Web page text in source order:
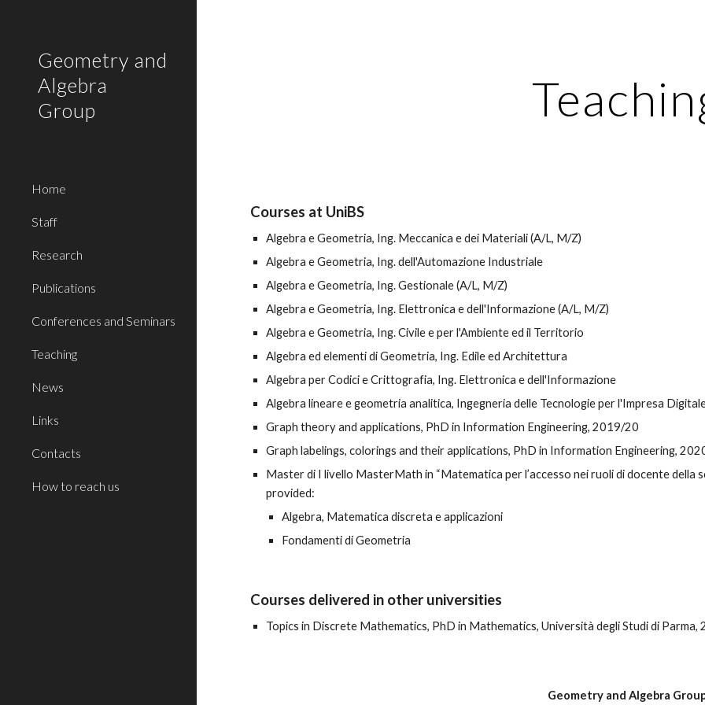
Geometry and
Algebra
Group
Home
Staff
Research
Publications
Conferences and Seminars
Teaching
News
Links
Contacts
How to reach us
Courses at UniBS
Algebra e Geometria, Ing. Meccanica e dei Materiali (A/L, M/Z)
Algebra e Geometria, Ing. dell'Automazione Industriale
Algebra e Geometria, Ing. Gestionale (A/L, M/Z)
Algebra e Geometria, Ing. Elettronica e dell'Informazione (A/L, M/Z)
Algebra e Geometria, Ing. Civile e per l'Ambiente ed il Territorio
Algebra ed elementi di Geometria, Ing. Edile ed Architettura
Algebra per Codici e Crittografia, Ing. Elettronica e dell'Informazione
Algebra lineare e geometria analitica, Ingegneria delle Tecnologie per l'Impresa
Graph theory and applications, PhD in Information Engineering, 2019/20
Graph labelings, colorings and their applications, PhD in Information Engineering, 20
Master di I livello MasterMath in “Matematica per l’accesso nei ruoli di docente della
provided:
Algebra, Matematica discreta e applicazioni
Fondamenti di Geometria
Courses delivered in other universities
Topics in Discrete Mathematics, PhD in Mathematics, Università degli Studi di Parma,
Geometry and Algebra